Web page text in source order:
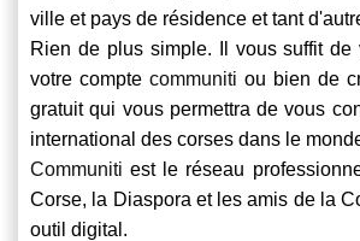
ville et pays de résidence et tant
Rien de plus simple. Il vous suffit de
votre compte communiti ou bien de
gratuit qui vous permettra de vous
international des corses dans le
Communiti est le réseau
Corse, la Diaspora et les amis de la
outil digital.